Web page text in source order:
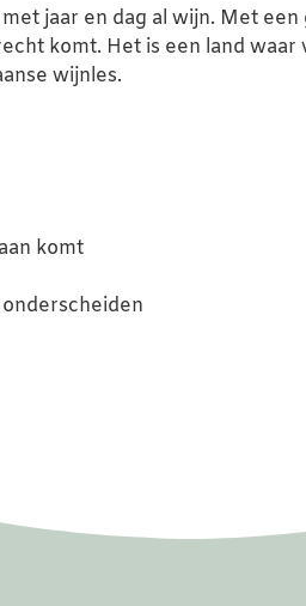
jaar en dag al wijn. Met
komt. Het is een land
wijnles.
komt